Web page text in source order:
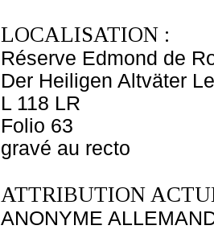
LOCALISATION :
Réserve Edmond de
Der Heiligen Altväter
L 118 LR
Folio 63
gravé au recto
ATTRIBUTION
ANONYME